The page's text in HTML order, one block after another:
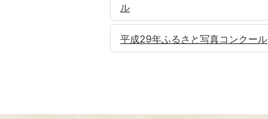
ル
平成29年ふるさと写真コンクール